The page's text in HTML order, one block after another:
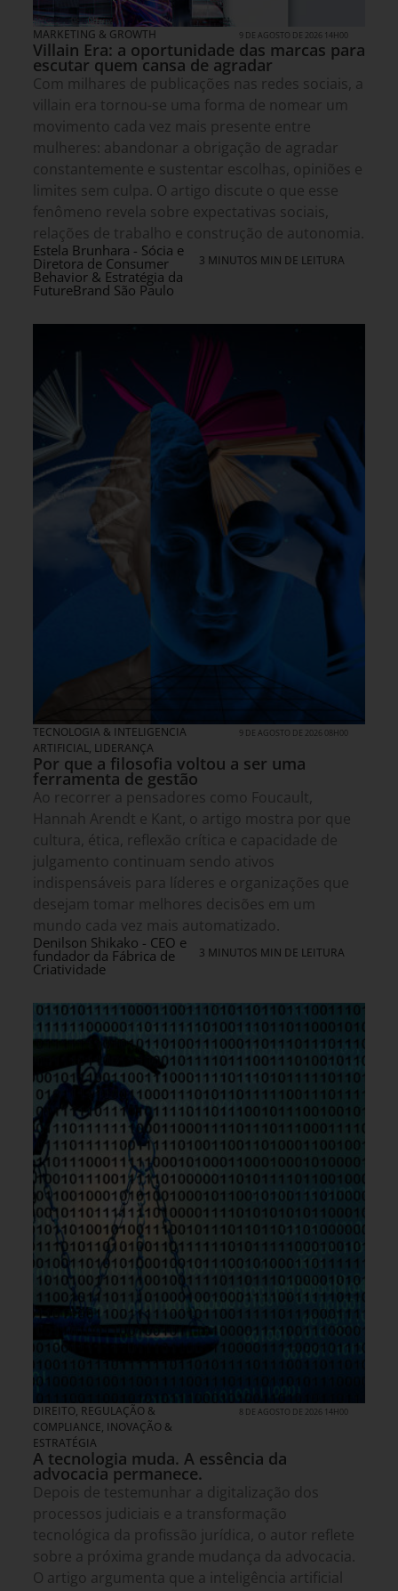
MARKETING & GROWTH 9 DE AGOSTO DE 2026 14H00
Villain Era: a oportunidade das marcas para
escutar quem cansa de agradar
Com milhares de publicações nas redes sociais, a
villain era tornou-se uma forma de nomear um
movimento cada vez mais presente entre
mulheres: abandonar a obrigação de agradar
constantemente e sustentar escolhas, opiniões e
limites sem culpa. O artigo discute o que esse
fenômeno revela sobre expectativas sociais,
relações de trabalho e construção de autonomia.
Estela Brunhara - Sócia e
Diretora de Consumer
Behavior & Estratégia da
FutureBrand São Paulo
3 MINUTOS MIN DE LEITURA
TECNOLOGIA & INTELIGENCIA
ARTIFICIAL, LIDERANÇA
9 DE AGOSTO DE 2026 08H00
Por que a filosofia voltou a ser uma
ferramenta de gestão
Ao recorrer a pensadores como Foucault,
Hannah Arendt e Kant, o artigo mostra por que
cultura, ética, reflexão crítica e capacidade de
julgamento continuam sendo ativos
indispensáveis para líderes e organizações que
desejam tomar melhores decisões em um
mundo cada vez mais automatizado.
Denilson Shikako - CEO e
fundador da Fábrica de
Criatividade
3 MINUTOS MIN DE LEITURA
DIREITO, REGULAÇÃO &
COMPLIANCE, INOVAÇÃO &
ESTRATÉGIA
8 DE AGOSTO DE 2026 14H00
A tecnologia muda. A essência da
advocacia permanece.
Depois de testemunhar a digitalização dos
processos judiciais e a transformação
tecnológica da profissão jurídica, o autor reflete
sobre a próxima grande mudança da advocacia.
O artigo argumenta que a inteligência artificial